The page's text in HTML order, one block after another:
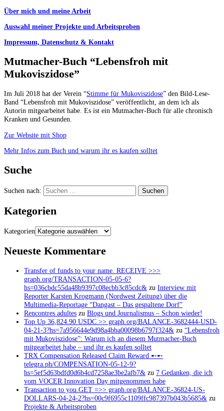
Über mich und meine Arbeit
Auswahl meiner Projekte und Arbeitsproben
Impressum, Datenschutz & Kontakt
Mutmacher-Buch “Lebensfroh mit
Mukoviszidose”
Im Juli 2018 hat der Verein “Stimme für Mukoviszidose” den Bild-Lese-
Band “Lebensfroh mit Mukoviszidose” veröffentlicht, an dem ich als
Autorin mitgearbeitet habe. Es ist ein Mutmacher-Buch für alle chronisch
Kranken und Gesunden.
Zur Website mit Shop
Mehr Infos zum Buch und warum ihr es kaufen solltet
Suche
Suchen nach:
Kategorien
Kategorien
Neueste Kommentare
Transfer of funds to your name. RECEIVE >>>
graph.org/TRANSACTION-05-05-6?
hs=036cbdc55da48b9397c08ecbb3c85cdc& zu Interview mit
Reporter Karsten Krogmann (Nordwest Zeitung) über die
Multimedia-Reportage “Dangast – Das gespaltene Dorf”
Rencontres adultes zu Blogs und Journalismus – Schon wieder!
Top Up 36,824.90 USDC >> graph.org/BALANCE-3682444-USD-
04-21-3?hs=7a956644e9d98a4bba00098b6797f324& zu “Lebensfroh
mit Mukoviszidose”: Warum ich an diesem Mutmacher-Buch
mitgearbeitet habe – und ihr es kaufen solltet
TRX Compensation Released Claim Reward ➸➸
telegra.ph/COMPENSATION-05-12-9?
hs=5ef5d63bdfd0d6b4cd7258ae3be2afb7& zu 7 Gedanken, die ich
vom VOCER Innovation Day mitgenommen habe
Transaction to you.GET =>> graph.org/BALANCE-36824-US-
DOLLARS-04-24-2?hs=00c9f6955c1109ffc987397b043b5685& zu
Projekte & Arbeitsproben